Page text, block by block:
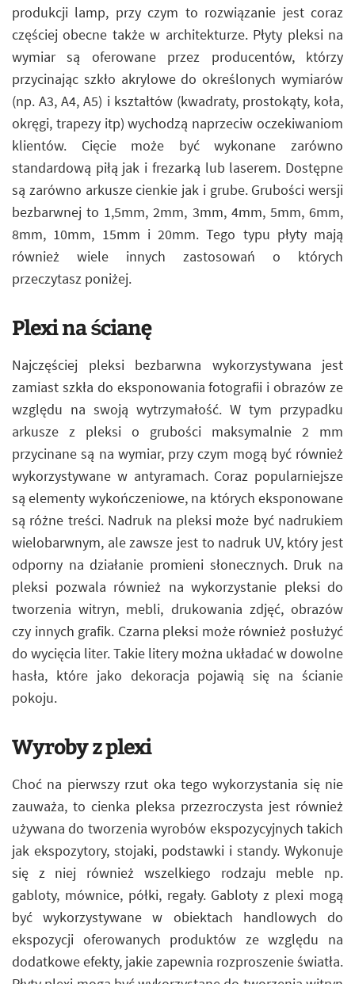
produkcji lamp, przy czym to rozwiązanie jest coraz
częściej obecne także w architekturze. Płyty pleksi na
wymiar są oferowane przez producentów, którzy
przycinając szkło akrylowe do określonych wymiarów
(np. A3, A4, A5) i kształtów (kwadraty, prostokąty, koła,
okręgi, trapezy itp) wychodzą naprzeciw oczekiwaniom
klientów. Cięcie może być wykonane zarówno
standardową piłą jak i frezarką lub laserem. Dostępne
są zarówno arkusze cienkie jak i grube. Grubości wersji
bezbarwnej to 1,5mm, 2mm, 3mm, 4mm, 5mm, 6mm,
8mm, 10mm, 15mm i 20mm. Tego typu płyty mają
również wiele innych zastosowań o których
przeczytasz poniżej.
Plexi na ścianę
Najczęściej pleksi bezbarwna wykorzystywana jest
zamiast szkła do eksponowania fotografii i obrazów ze
względu na swoją wytrzymałość. W tym przypadku
arkusze z pleksi o grubości maksymalnie 2 mm
przycinane są na wymiar, przy czym mogą być również
wykorzystywane w antyramach. Coraz popularniejsze
są elementy wykończeniowe, na których eksponowane
są różne treści. Nadruk na pleksi może być nadrukiem
wielobarwnym, ale zawsze jest to nadruk UV, który jest
odporny na działanie promieni słonecznych. Druk na
pleksi pozwala również na wykorzystanie pleksi do
tworzenia witryn, mebli, drukowania zdjęć, obrazów
czy innych grafik. Czarna pleksi może również posłużyć
do wycięcia liter. Takie litery można układać w dowolne
hasła, które jako dekoracja pojawią się na ścianie
pokoju.
Wyroby z plexi
Choć na pierwszy rzut oka tego wykorzystania się nie
zauważa, to cienka pleksa przezroczysta jest również
używana do tworzenia wyrobów ekspozycyjnych takich
jak ekspozytory, stojaki, podstawki i standy. Wykonuje
się z niej również wszelkiego rodzaju meble np.
gabloty, mównice, półki, regały. Gabloty z plexi mogą
być wykorzystywane w obiektach handlowych do
ekspozycji oferowanych produktów ze względu na
dodatkowe efekty, jakie zapewnia rozproszenie światła.